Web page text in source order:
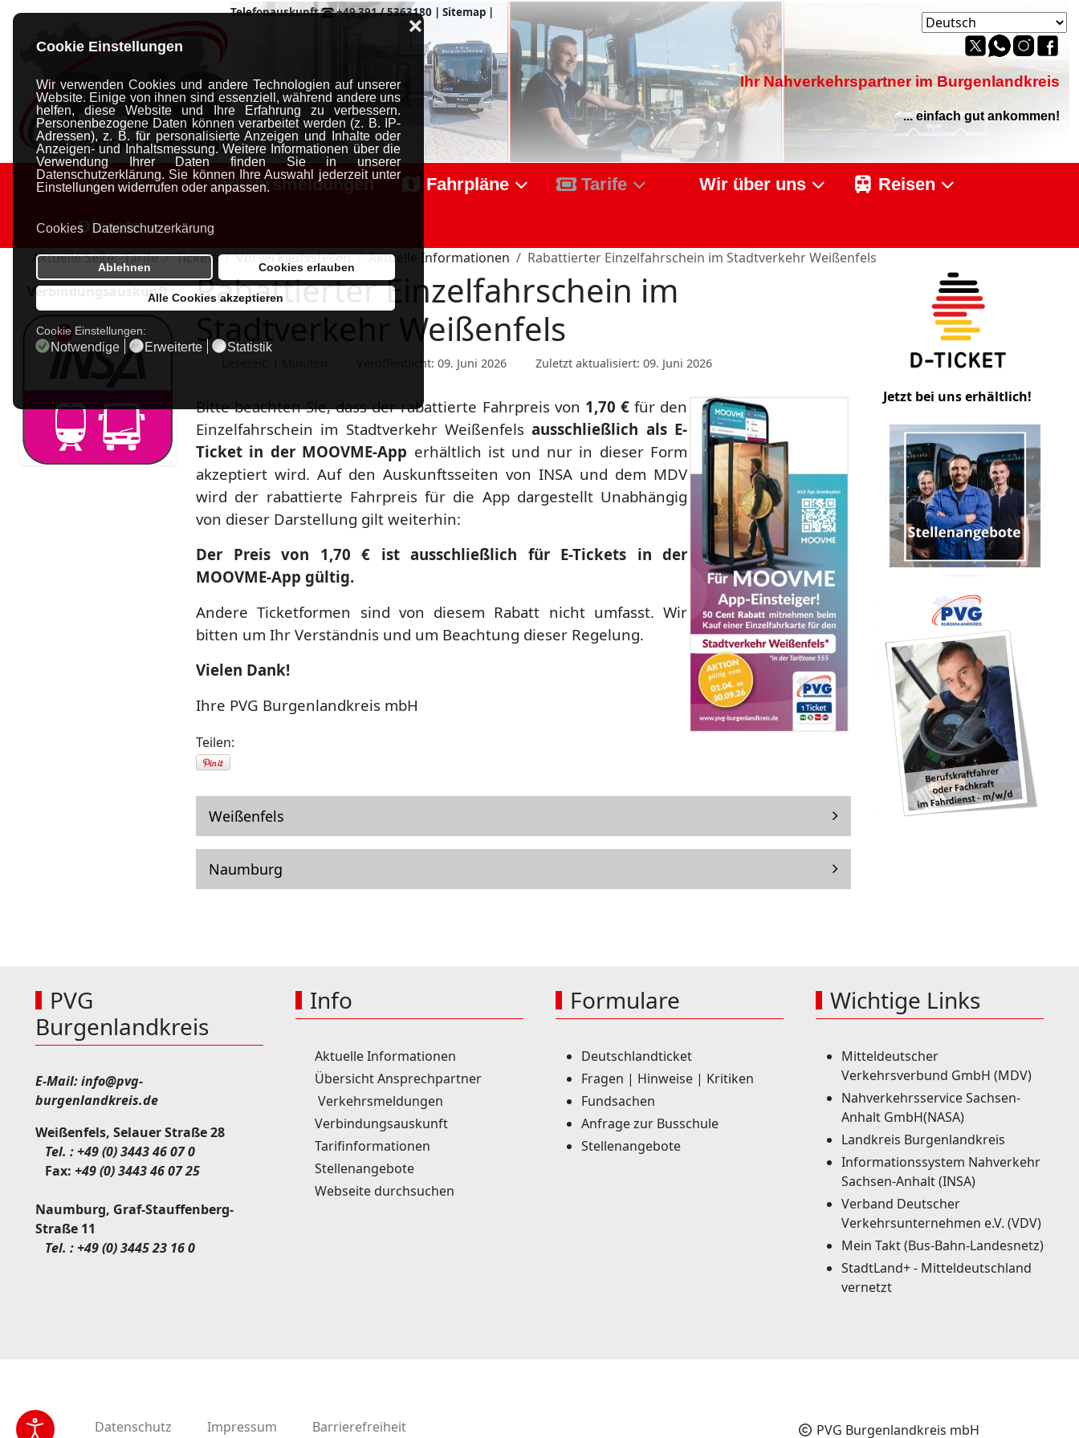
Cookie Einstellungen
Wir verwenden Cookies und andere Technologien auf unserer
Website. Einige von ihnen sind essenziell, während andere uns
helfen, diese Website und Ihre Erfahrung zu verbessern.
Personenbezogene Daten können verarbeitet werden (z. B. IP-
Adressen), z. B. für personalisierte Anzeigen und Inhalte oder
Anzeigen- und Inhaltsmessung. Weitere Informationen über die
Verwendung Ihrer Daten finden Sie in unserer
Datenschutzerklärung. Sie können Ihre Auswahl jederzeit unter
Einstellungen widerrufen oder anpassen.
Cookies Datenschutzerkärung
Ablehnen Cookies erlauben
Alle Cookies akzeptieren
❌
Cookie Einstellungen:
Notwendige Erweiterte Statistik
Telefonauskunft +49 391 / 5363180 | Sitemap |
Ihr Nahverkehrspartner im Burgenlandkreis
... einfach gut ankommen!
Aktuelles Verkehrsmeldungen Fahrpläne Tarife Wir über uns Reisen
Dienste
Aktuelle Seite:Tarife Tickets Vorverkaufsstellen Aktuelle Informationen
Rabattierter Einzelfahrschein im Stadtverkehr Weißenfels
Verbindungsauskunft
Rabattierter Einzelfahrschein im
Stadtverkehr Weißenfels
Veröffentlicht: 09. Juni 2026 Zuletzt aktualisiert: 09. Juni 2026
Bitte beachten Sie, dass der rabattierte Fahrpreis von 1,70 €für den
Einzelfahrschein im Stadtverkehr Weißenfelsausschließlich als E-
Ticket in der MOOVME-App erhältlich ist und nur in dieser Form
akzeptiert wird. Auf den Auskunftsseiten von INSA und dem MDV
wird der rabattierte Fahrpreis für die App dargestellt Unabhängig
von dieser Darstellung gilt weiterhin:
Der Preis von 1,70 € ist ausschließlich für E-Tickets in der
MOOVME-App gültig.
Andere Ticketformen sind von diesem Rabatt nicht umfasst. Wir
bitten um Ihr Verständnis und um Beachtung dieser Regelung.
Vielen Dank!
Ihre PVG Burgenlandkreis mbH
Teilen:
Weißenfels
Naumburg
Jetzt bei uns erhältlich!
PVG
Burgenlandkreis
E-Mail:info@pvg-
burgenlandkreis.de
Weißenfels, Selauer Straße 28
Tel. :+49 (0) 3443 46 07 0
Fax: +49 (0) 3443 46 07 25
Naumburg, Graf-Stauffenberg-
Straße 11
Tel. :+49 (0) 3445 23 16 0
Info
Aktuelle Informationen
Übersicht Ansprechpartner
Verkehrsmeldungen
Verbindungsauskunft
Tarifinformationen
Stellenangebote
Webseite durchsuchen
Formulare
Deutschlandticket
Fragen | Hinweise | Kritiken
Fundsachen
Anfrage zur Busschule
Stellenangebote
Wichtige Links
Mitteldeutscher
Verkehrsverbund GmbH (MDV)
Nahverkehrsservice Sachsen-
Anhalt GmbH(NASA)
Landkreis Burgenlandkreis
Informationssystem Nahverkehr
Sachsen-Anhalt (INSA)
Verband Deutscher
Verkehrsunternehmen e.V. (VDV)
Mein Takt (Bus-Bahn-Landesnetz)
StadtLand+ - Mitteldeutschland
vernetzt
Datenschutz Impressum Barrierefreiheit PVG Burgenlandkreis mbH